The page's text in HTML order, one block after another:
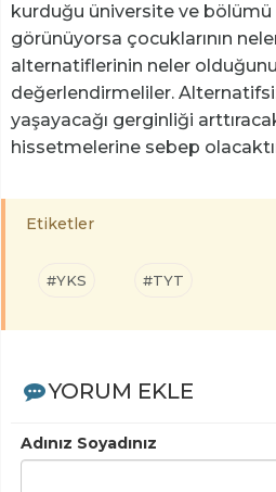
kurduğu üniversite ve bölümü
görünüyorsa çocuklarının
alternatiflerinin neler
değerlendirmeliler.
yaşayacağı gerginliği
hissetmelerine sebep
Etiketler
#YKS #TYT
YORUM EKLE
Adınız Soyadınız